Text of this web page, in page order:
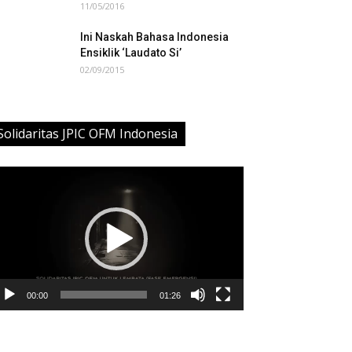
11/05/2016
Ini Naskah Bahasa Indonesia
Ensiklik ‘Laudato Si’
02/09/2015
JPIC OFM Indonesia
00:00 01:26